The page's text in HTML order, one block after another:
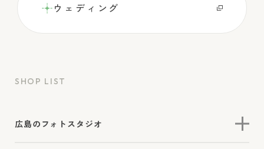
ウェディング
SHOP LIST
広島のフォトスタジオ